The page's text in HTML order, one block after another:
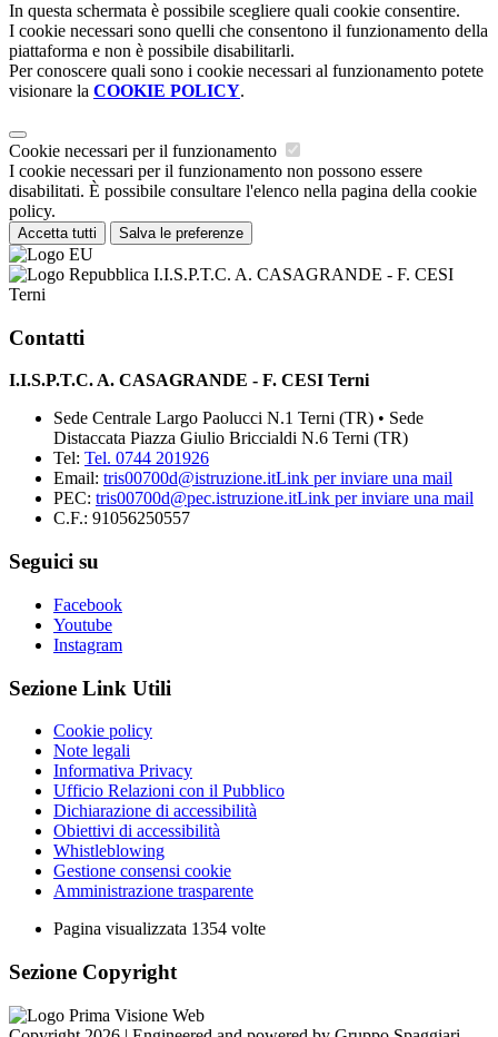
In questa schermata è possibile scegliere quali cookie consentire.
I cookie necessari sono quelli che consentono il funzionamento della
piattaforma e non è possibile disabilitarli.
Per conoscere quali sono i cookie necessari al funzionamento potete
visionare la COOKIE POLICY.
Cookie necessari per il funzionamento
I cookie necessari per il funzionamento non possono essere
disabilitati. È possibile consultare l'elenco nella pagina della cookie
policy.
Accetta tutti Salva le preferenze
I.I.S.P.T.C. A. CASAGRANDE - F. CESI
Terni
Contatti
I.I.S.P.T.C. A. CASAGRANDE - F. CESI Terni
Sede Centrale Largo Paolucci N.1 Terni (TR) • Sede
Distaccata Piazza Giulio Briccialdi N.6 Terni (TR)
Tel: Tel. 0744 201926
Email: tris00700d@istruzione.itLink per inviare una mail
PEC: tris00700d@pec.istruzione.itLink per inviare una mail
C.F.: 91056250557
Seguici su
Facebook
Youtube
Instagram
Sezione Link Utili
Cookie policy
Note legali
Informativa Privacy
Ufficio Relazioni con il Pubblico
Dichiarazione di accessibilità
Obiettivi di accessibilità
Whistleblowing
Gestione consensi cookie
Amministrazione trasparente
Pagina visualizzata 1354 volte
Sezione Copyright